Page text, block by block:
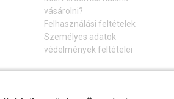
vásárolni?
Felhasználási feltételek
Személyes adatok
védelmények feltételei